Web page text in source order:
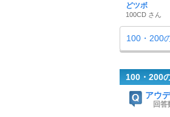
どツボ
100CD さん
100・200
100・200
アウ
回答